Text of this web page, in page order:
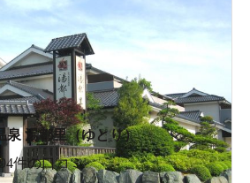
泉 湯都里（ゆとり）
件の口コミ